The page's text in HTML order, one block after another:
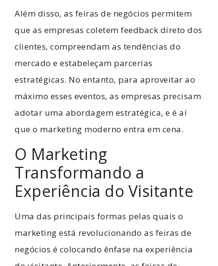
Além disso, as feiras de negócios permitem
que as empresas coletem feedback direto dos
clientes, compreendam as tendências do
mercado e estabeleçam parcerias
estratégicas. No entanto, para aproveitar ao
máximo esses eventos, as empresas precisam
adotar uma abordagem estratégica, e é aí
que o marketing moderno entra em cena.
O Marketing
Transformando a
Experiência do Visitante
Uma das principais formas pelas quais o
marketing está revolucionando as feiras de
negócios é colocando ênfase na experiência